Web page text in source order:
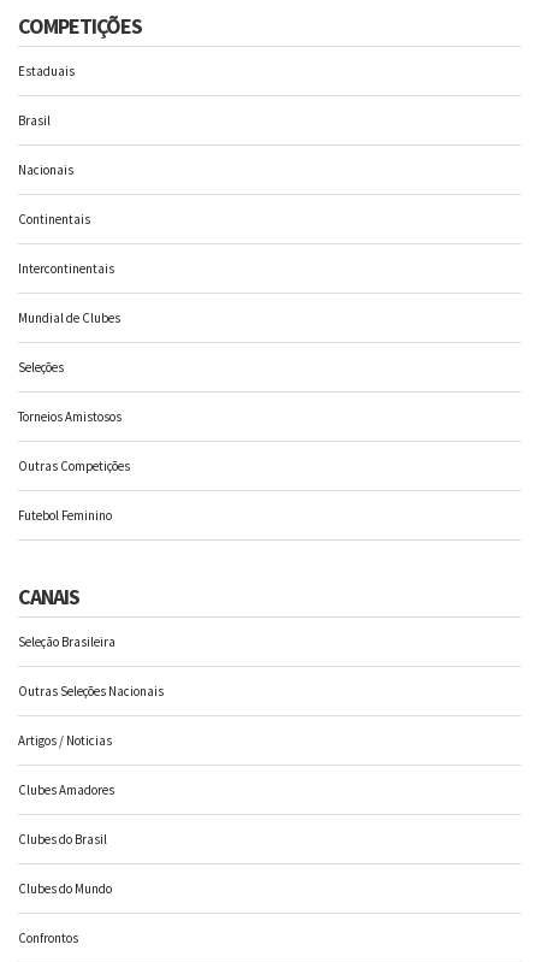
COMPETIÇÕES
Estaduais
Brasil
Nacionais
Continentais
Intercontinentais
Mundial de Clubes
Seleções
Torneios Amistosos
Outras Competições
Futebol Feminino
CANAIS
Seleção Brasileira
Outras Seleções Nacionais
Artigos / Noticias
Clubes Amadores
Clubes do Brasil
Clubes do Mundo
Confrontos